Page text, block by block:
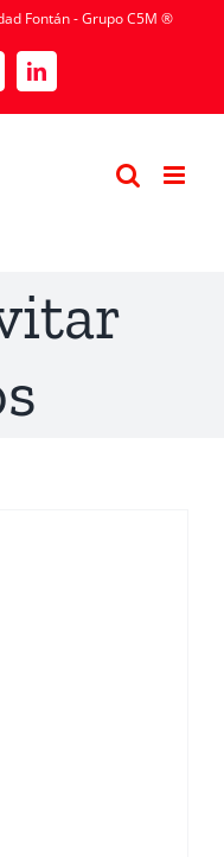
Fontán - Grupo C5M ®